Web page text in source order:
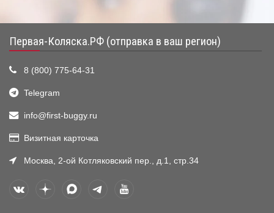
Первая-Коляска.РФ (отправка в ваш регион)
8 (800) 775-64-31
Telegram
info@first-buggy.ru
Визитная карточка
Москва, 2-ой Котляковский пер., д.1, стр.34